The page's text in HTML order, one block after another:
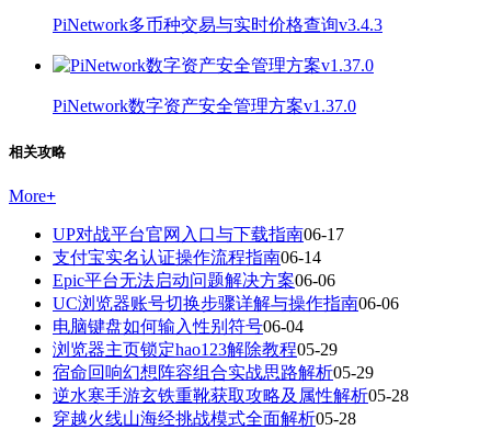
PiNetwork多币种交易与实时价格查询v3.4.3
PiNetwork数字资产安全管理方案v1.37.0
相关攻略
More+
UP对战平台官网入口与下载指南06-17
支付宝实名认证操作流程指南06-14
Epic平台无法启动问题解决方案06-06
UC浏览器账号切换步骤详解与操作指南06-06
电脑键盘如何输入性别符号06-04
浏览器主页锁定hao123解除教程05-29
宿命回响幻想阵容组合实战思路解析05-29
逆水寒手游玄铁重靴获取攻略及属性解析05-28
穿越火线山海经挑战模式全面解析05-28